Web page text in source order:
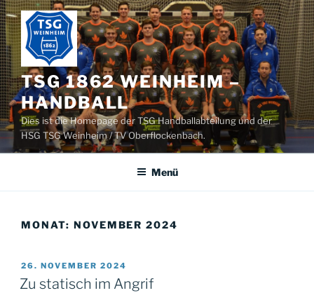
Zum
Inhalt
springen
TSG 1862 WEINHEIM –
HANDBALL
Dies ist die Homepage der TSG Handballabteilung und der
HSG TSG Weinheim / TV Oberflockenbach.
Menü
MONAT: NOVEMBER 2024
VERÖFFENTLICHT
AM
26. NOVEMBER 2024
Zu statisch im Angrif